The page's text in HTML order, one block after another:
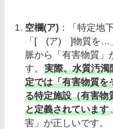
空欄(ア)：「特定地
「[ (ア) ]物質を…
脈から「有害物質」
す。 実際、水質汚濁
定では「有害物質
る特定施設（有害
と定義されています
害」が正しいです。